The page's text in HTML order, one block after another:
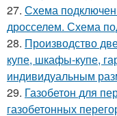
27. Схема
дросселем. Схема
28. Производство
купе, шкафы-купе,
индивидуальным
29. Газобетон для
газобетонных